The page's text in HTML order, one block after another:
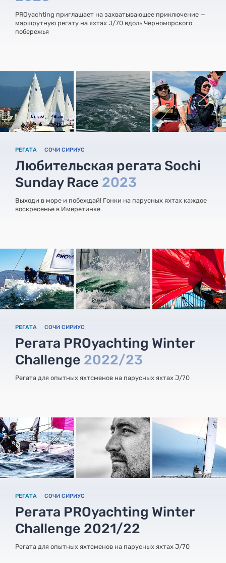
PROyachting приглашает на захватывающее приключение —
маршрутную регату на яхтах J/70 вдоль Черноморского
побережья
РЕГАТА СОЧИ СИРИУС
Любительская регата Sochi
Sunday Race 2023
Выходи в море и побеждай! Гонки на парусных яхтах каждое
воскресенье в Имеретинке
РЕГАТА СОЧИ СИРИУС
Регата PROyachting Winter
Challenge 2022/23
Регата для опытных яхтсменов на парусных яхтах J/70
РЕГАТА СОЧИ СИРИУС
Регата PROyachting Winter
Challenge 2021/22
Регата для опытных яхтсменов на парусных яхтах J/70